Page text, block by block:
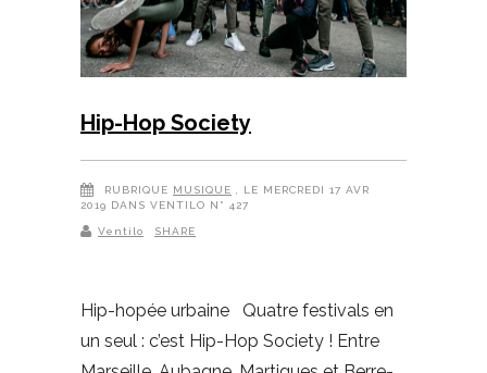
Hip-Hop Society
RUBRIQUE MUSIQUE
, LE MERCREDI 17 AVR
2019 DANS VENTILO N° 427
Ventilo SHARE
Hip-hopée urbaine Quatre festivals en
un seul : c’est Hip-Hop Society ! Entre